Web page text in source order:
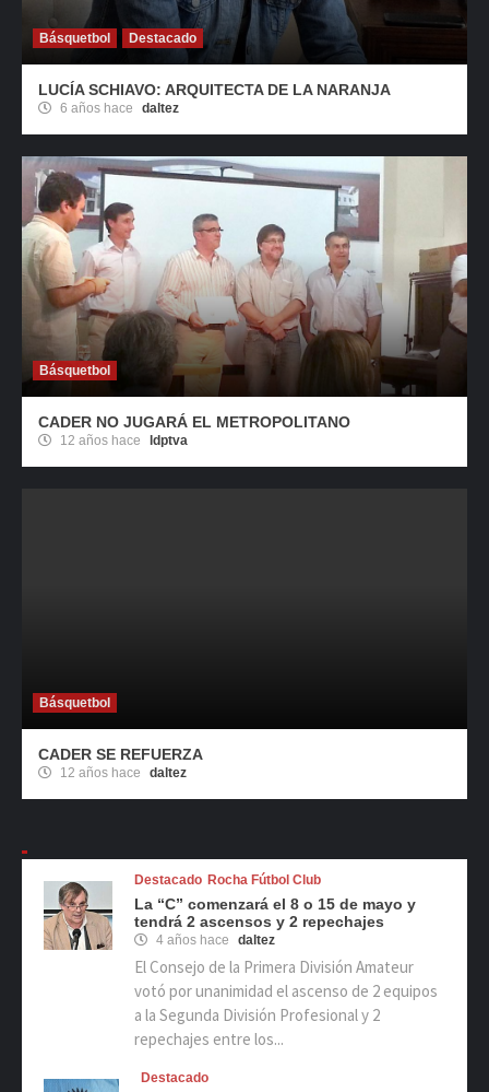
Básquetbol Destacado
LUCÍA SCHIAVO: ARQUITECTA DE LA NARANJA
6 años hace daltez
Básquetbol
CADER NO JUGARÁ EL METROPOLITANO
12 años hace ldptva
Básquetbol
CADER SE REFUERZA
12 años hace daltez
Destacado Rocha Fútbol Club
La “C” comenzará el 8 o 15 de mayo y
tendrá 2 ascensos y 2 repechajes
4 años hace daltez
El Consejo de la Primera División Amateur
votó por unanimidad el ascenso de 2 equipos
a la Segunda División Profesional y 2
repechajes entre los...
Destacado